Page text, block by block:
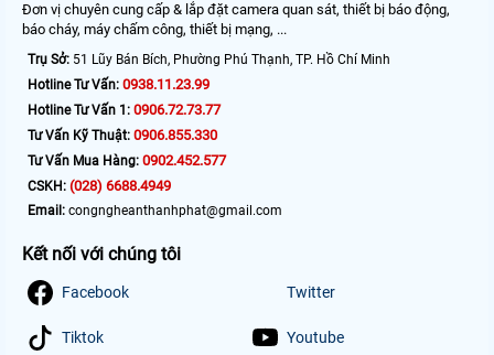
Đơn vị chuyên cung cấp & lắp đặt camera quan sát, thiết bị báo động,
báo cháy, máy chấm công, thiết bị mạng, ...
Trụ Sở: 51 Lũy Bán Bích, Phường Phú Thạnh, TP. Hồ Chí Minh
Hotline Tư Vấn: 0938.11.23.99
Hotline Tư Vấn 1: 0906.72.73.77
Tư Vấn Kỹ Thuật: 0906.855.330
Tư Vấn Mua Hàng: 0902.452.577
CSKH: (028) 6688.4949
Email: congngheanthanhphat@gmail.com
Kết nối với chúng tôi
Facebook Twitter
Tiktok Youtube